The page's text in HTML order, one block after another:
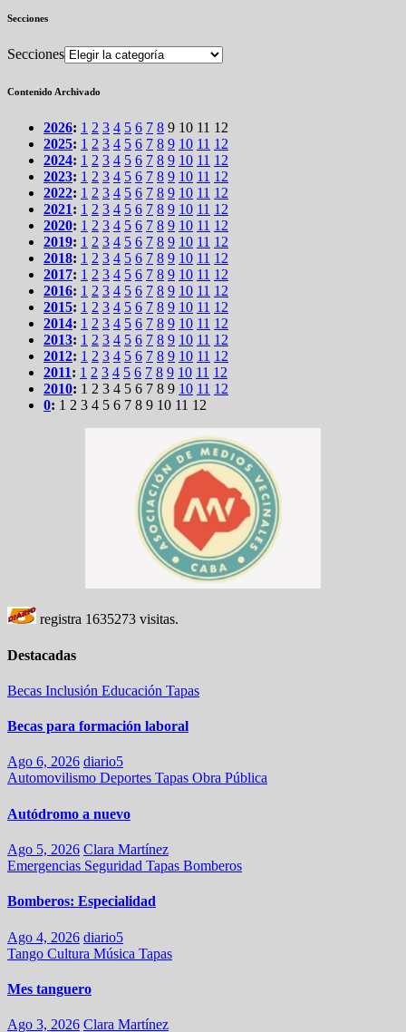
Secciones
Secciones
Contenido Archivado
2026: 1 2 3 4 5 6 7 8 9 10 11 12
2025: 1 2 3 4 5 6 7 8 9 10 11 12
2024: 1 2 3 4 5 6 7 8 9 10 11 12
2023: 1 2 3 4 5 6 7 8 9 10 11 12
2022: 1 2 3 4 5 6 7 8 9 10 11 12
2021: 1 2 3 4 5 6 7 8 9 10 11 12
2020: 1 2 3 4 5 6 7 8 9 10 11 12
2019: 1 2 3 4 5 6 7 8 9 10 11 12
2018: 1 2 3 4 5 6 7 8 9 10 11 12
2017: 1 2 3 4 5 6 7 8 9 10 11 12
2016: 1 2 3 4 5 6 7 8 9 10 11 12
2015: 1 2 3 4 5 6 7 8 9 10 11 12
2014: 1 2 3 4 5 6 7 8 9 10 11 12
2013: 1 2 3 4 5 6 7 8 9 10 11 12
2012: 1 2 3 4 5 6 7 8 9 10 11 12
2011: 1 2 3 4 5 6 7 8 9 10 11 12
2010: 1 2 3 4 5 6 7 8 9 10 11 12
0: 1 2 3 4 5 6 7 8 9 10 11 12
registra 1635273 visitas.
Destacadas
Becas Inclusión Educación Tapas
Becas para formación laboral
Ago 6, 2026 diario5
Automovilismo Deportes Tapas Obra Pública
Autódromo a nuevo
Ago 5, 2026 Clara Martínez
Emergencias Seguridad Tapas Bomberos
Bomberos: Especialidad
Ago 4, 2026 diario5
Tango Cultura Música Tapas
Mes tanguero
Ago 3, 2026 Clara Martínez